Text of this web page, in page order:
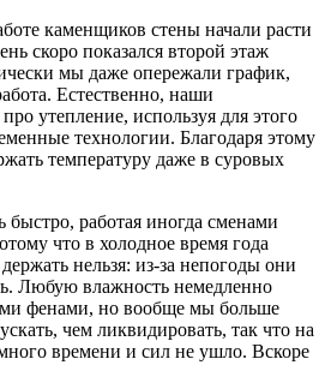
каменщиков стены начали расти
скоро показался второй этаж
мы даже опережали график,
Естественно, наши
утепление, используя для этого
технологии. Благодаря этому
температуру даже в суровых
работая иногда сменами
что в холодное время года
нельзя: из-за непогоды они
Любую влажность немедленно
фенами, но вообще мы больше
чем ликвидировать, так что на
времени и сил не ушло. Вскоре